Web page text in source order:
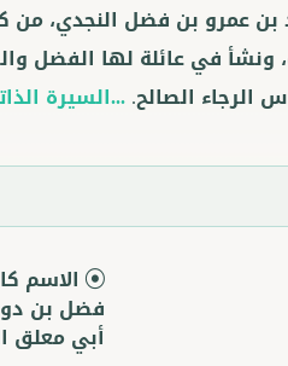
عمرو بن فضل النجدي، من
ونشأ في عائلة لها الفضل
الصالح....السيرة
الاسم
فضل بن
أبي معلق